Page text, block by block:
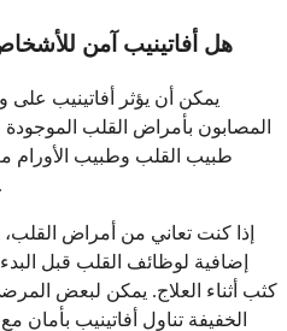
هل أفاتينيب آمن
يمكن أن يؤثر أفاتينيب على
المصابون بأمراض القلب
طبيب القلب وطبيب الأورام
المخاطر بالنسبة لحالتك المحددة.
إذا كنت تعاني من أمراض
إضافية لوظائف القلب قبل
كثب أثناء العلاج. يمكن لبعض
الخفيفة تناول أفاتينيب بأمان